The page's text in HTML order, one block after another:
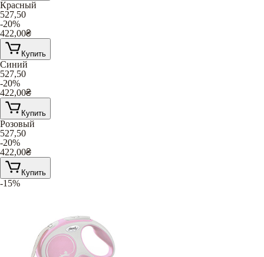
Красный
527,50
-20%
422,00₴
Купить
Синий
527,50
-20%
422,00₴
Купить
Розовый
527,50
-20%
422,00₴
Купить
-15%